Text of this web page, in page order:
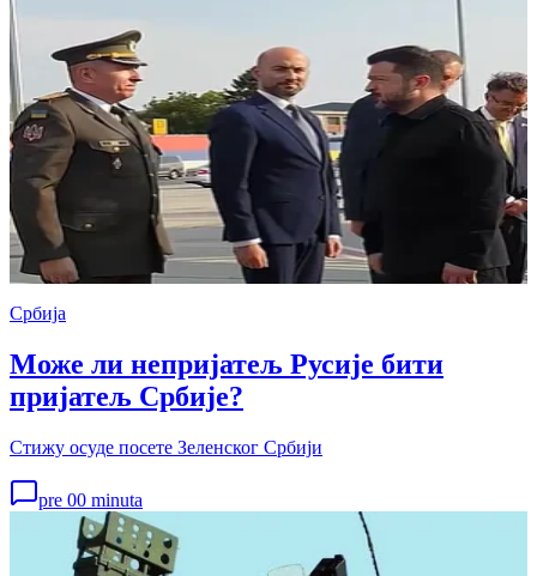
Србија
Може ли непријатељ Русије бити
пријатељ Србије?
Стижу осуде посете Зеленског Србији
pre 00 minuta